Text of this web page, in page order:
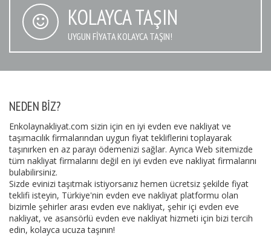
KOLAYCA TAŞIN
UYGUN FIYATA KOLAYCA TAŞIN!
NEDEN BIZ?
Enkolaynakliyat.com sizin için en iyi evden eve nakliyat ve
taşımacılık firmalarından uygun fiyat tekliflerini toplayarak
taşınırken en az parayı ödemenizi sağlar. Ayrıca Web sitemizde
tüm nakliyat firmalarını değil en iyi evden eve nakliyat firmalarını
bulabilirsiniz.
Sizde evinizi taşıtmak istiyorsanız hemen ücretsiz şekilde fiyat
teklifi isteyin, Türkiye'nin evden eve nakliyat platformu olan
bizimle şehirler arası evden eve nakliyat, şehir içi evden eve
nakliyat, ve asansörlü evden eve nakliyat hizmeti için bizi tercih
edin, kolayca ucuza taşının!